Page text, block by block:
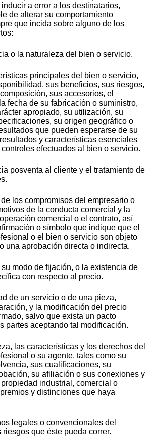
a error a los destinatarios,
de alterar su comportamiento
que incida sobre alguno de los
o la naturaleza del bien o servicio.
principales del bien o servicio,
sus beneficios, sus riesgos,
sus accesorios, el
fecha de su fabricación o suministro,
apropiado, su utilización, su
su origen geográfico o
que pueden esperarse de su
y características esenciales
efectuados al bien o servicio.
posventa al cliente y el tratamiento de
los compromisos del empresario o
de la conducta comercial y la
comercial o el contrato, así
o símbolo que indique que el
o el bien o servicio son objeto
una aprobación directa o indirecta.
modo de fijación, o la existencia de
con respecto al precio.
de un servicio o de una pieza,
y la modificación del precio
salvo que exista un pacto
partes aceptando tal modificación.
las características y los derechos del
o su agente, tales como su
sus cualificaciones, su
su afiliación o sus conexiones y
industrial, comercial o
y distinciones que haya
legales o convencionales del
que éste pueda correr.